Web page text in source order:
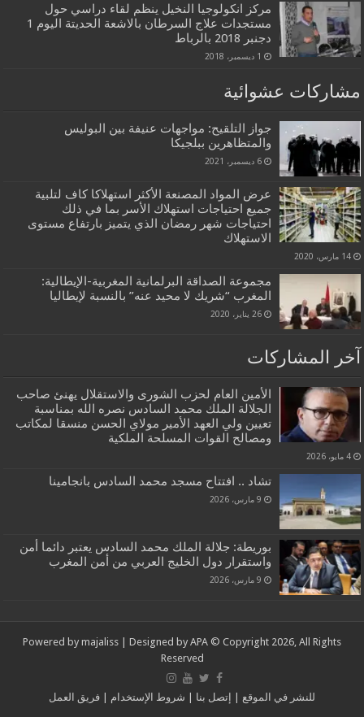
مركز انكولوجيا النخيل ينظم لقاء دراسي حول
مستجدات علاج السرطان بالاشعة الحديتة اليوم 1
دجنبر 2018 بالرباط
1 ديسمبر، 2018
مشاركات عشوائية
جواز التلقيح: مواجهات عنيفة بين البوليس
والمتظاهرين ببلجيكا
6 ديسمبر، 2021
عرض المواد المصنعة الأكثر استهلاكا كاف لتلبية
جميع احتياجات استهلاك الأسر بما في ذلك
احتياجات شهر رمضان الذي يتميز بارتفاع مستوى
الاستهلاك
14 مارس، 2020
مجموعة الصداقة البرلمانية المغربية-الإيطالية:
المغرب “شريك لا محيد عنه” بالنسبة لإيطاليا
26 يناير، 2020
آخر المشاركات
الأمين العام لحزب الشورى والاستقلال يهنئ صاحب
الجلالة الملك محمد السادس نصره الله بمناسبة
تعيين ولي العهد الأمير مولاي الحسن منسقا لمكاتب
ومصالح القوات المسلحة الملكية
4 مايو، 2026
تشاد .. افتتاح مسجد محمد السادس بانجامينا
9 مارس، 2026
بوريطة: جلالة الملك محمد السادس يعتبر دائما أمن
واستقرار دول الخليج العربي من أمن المغرب
9 مارس، 2026
Powered by majaliss | Designed by APA © Copyright 2026, All Rights
Reserved
للنشر في الموقع إتصل بنا شروط الإستخدام فريق العمل